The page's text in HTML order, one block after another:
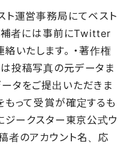
ト運営事務局にてベスト
補者には事前にTwitter
いたします。 ・著作権
投稿写真の元データま
タをご提出いただきま
もって受賞が確定するも
ジークスター東京公式ウ
者のアカウント名、応